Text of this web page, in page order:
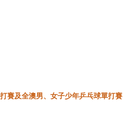
賽及全澳男、女子少年乒乓球單打賽